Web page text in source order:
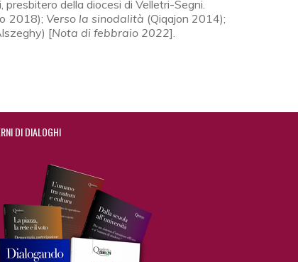
della diocesi di Velletri-Segni.
2018); Verso la sinodalità (Qiqajon 2014);
[Nota di febbraio 2022].
DI DIALOGHI